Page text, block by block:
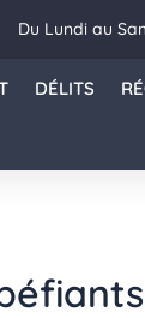
Du Lundi au
DÉLITS